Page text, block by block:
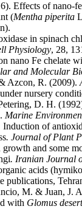
Effects of nano-
(Mentha piperita
in spinach
Physiology, 28,
Fe chelate
and Molecular
Azcon, R. (2009).
nursery
D. H.
. Marine
of
. Journal of Plant
and some
. Iranian Journal
acids
publications,
M. & Juan, J.
with Glomus